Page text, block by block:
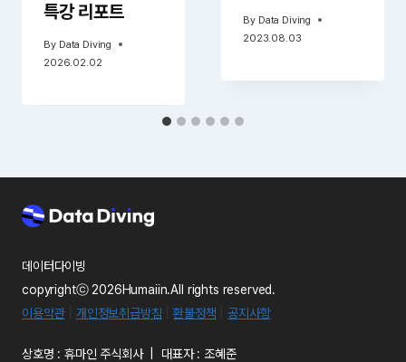
특강 리포트
By Data Diving
2026.02.02
By Data Diving
2023.08.03
데이터다이빙
copyrightⓒ 2026Humaiin.All rights reserved.
이용약관| 개인정보취급방침 |환불정책 |공지사항
상호명 : 휴마인 주식회사 | 대표자 : 조혜준